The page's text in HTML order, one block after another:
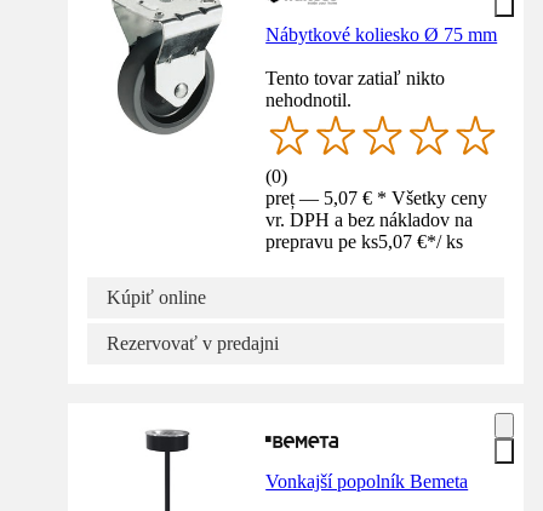
Nábytkové koliesko Ø 75 mm
Tento tovar zatiaľ nikto
nehodnotil.
(0)
preț — 5,07 € * Všetky ceny
vr. DPH a bez nákladov na
prepravu pe ks5,07 €*/ ks
Kúpiť online
Rezervovať v predajni
Vonkajší popolník Bemeta